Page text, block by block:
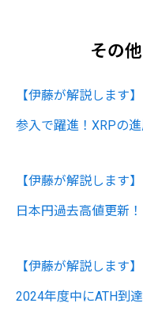
その
【伊藤が解説します
参入で躍進！XRPの進
【伊藤が解説します
日本円過去高値更新！
【伊藤が解説します
2024年度中にATH到